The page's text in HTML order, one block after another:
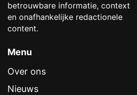
betrouwbare informatie, context
en onafhankelijke redactionele
content.
Menu
Over ons
Nieuws